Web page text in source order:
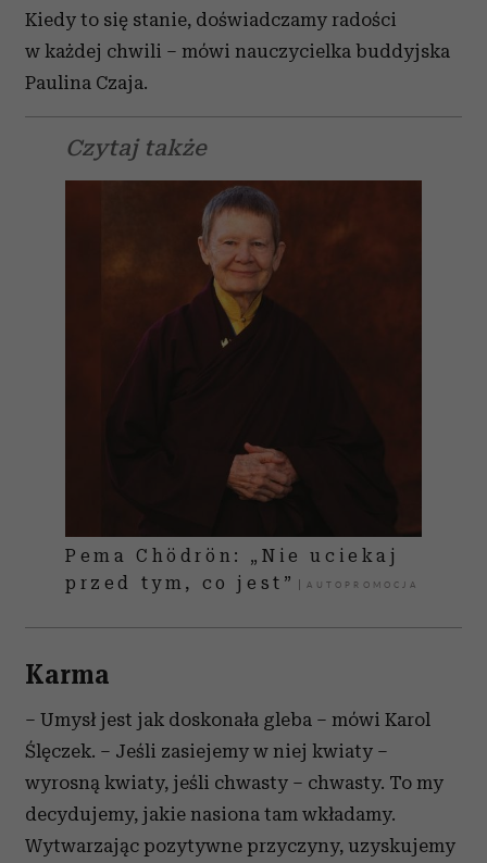
Kiedy to się stanie, doświadczamy radości
w każdej chwili – mówi nauczycielka buddyjska
Paulina Czaja.
Czytaj także
Pema Chödrön: „Nie uciekaj
przed tym, co jest”
Karma
– Umysł jest jak doskonała gleba – mówi Karol
Ślęczek. – Jeśli zasiejemy w niej kwiaty –
wyrosną kwiaty, jeśli chwasty – chwasty. To my
decydujemy, jakie nasiona tam wkładamy.
Wytwarzając pozytywne przyczyny, uzyskujemy